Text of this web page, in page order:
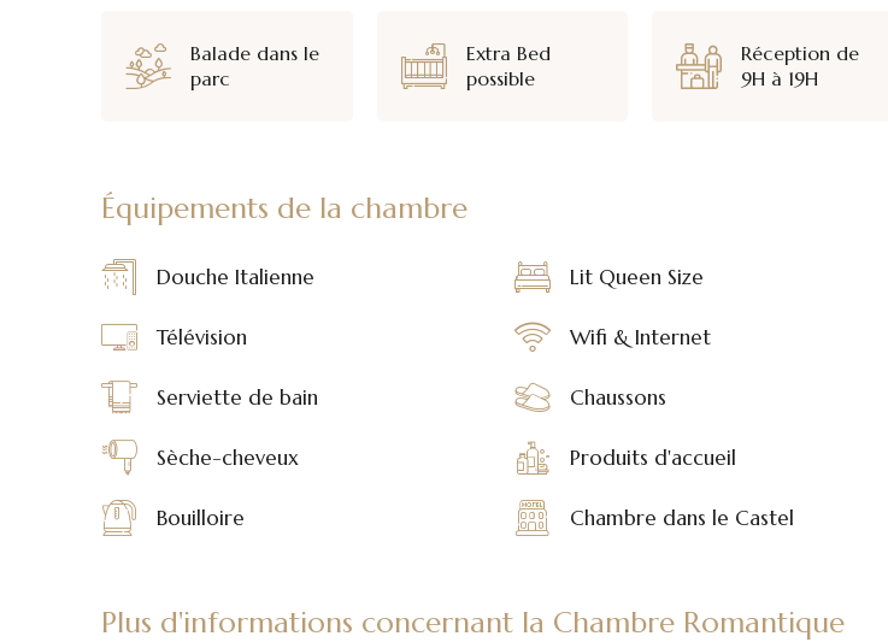
Balade dans le
parc
Extra Bed
possible
Réception de
9H à 19H
Équipements de la chambre
Douche Italienne Lit Queen Size
Télévision Wifi & Internet
Serviette de bain Chaussons
Sèche-cheveux Produits d'accueil
Bouilloire Chambre dans le Castel
Plus d'informations concernant la Chambre Romantique